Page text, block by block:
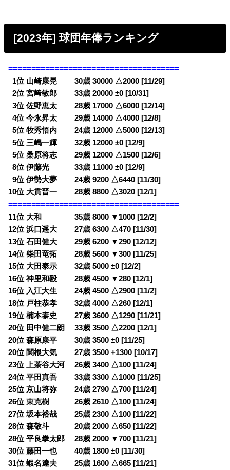
[2023年] 球団年俸ランキング
=====================================
1位 山崎康晃 30歳 30000 △2000 [11/29]
02位 宮﨑敏郎 33歳 20000 ±0 [10/31]
03位 佐野恵太 28歳 17000 △6000 [12/14]
04位 今永昇太 29歳 14000 △4000 [12/8]
05位 牧秀悟内 24歳 12000 △5000 [12/13]
05位 三嶋一輝 32歳 12000 ±0 [12/9]
05位 桑原将志 29歳 12000 △1500 [12/6]
08位 伊藤光 33歳 11000 ±0 [12/9]
09位 伊勢大夢 24歳 9200 △6440 [11/30]
10位 大貫晋一 28歳 8800 △3020 [12/1]
=====================================
11位 大和 35歳 8000 ▼1000 [12/2]
12位 浜口遥大 27歳 6300 △470 [11/30]
13位 石田健大 29歳 6200 ▼290 [12/12]
14位 柴田竜拓 28歳 5600 ▼300 [11/25]
15位 大田泰示 32歳 5000 ±0 [12/2]
16位 神里和毅 28歳 4500 ▼280 [12/1]
16位 入江大生 24歳 4500 △2900 [11/2]
18位 戸柱恭孝 32歳 4000 △260 [12/1]
19位 楠本泰史 27歳 3600 △1290 [11/21]
20位 田中健二朗 33歳 3500 △2200 [12/1]
20位 森原康平 30歳 3500 ±0 [11/25]
20位 関根大気 27歳 3500 +1300 [10/17]
23位 上茶谷大河 26歳 3400 △100 [11/24]
24位 平田真吾 33歳 3300 △1000 [11/25]
25位 京山将弥 24歳 2790 △700 [11/24]
26位 東克樹 26歳 2610 △100 [11/24]
27位 坂本裕哉 25歳 2300 △100 [11/22]
28位 森敬斗 20歳 2000 △650 [11/22]
28位 平良拳太郎 28歳 2000 ▼700 [11/21]
30位 藤田一也 40歳 1800 ±0 [11/30]
31位 蝦名達夫 25歳 1600 △665 [11/21]